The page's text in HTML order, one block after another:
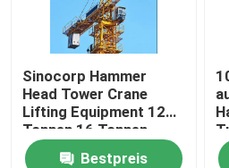
Sinocorp Hammer
Head Tower Crane
Lifting Equipment 12
Tonnen 16 Tonnen
Bestpreis